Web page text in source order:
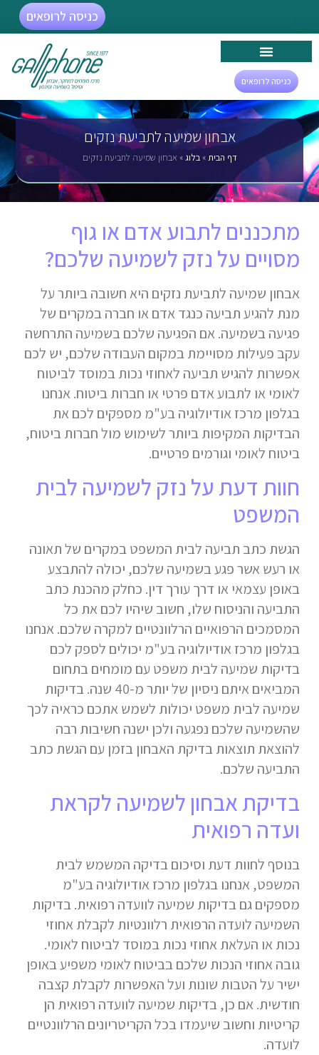
כניסה לרופאים
כניסה לרופאים
אבחון שמיעה לתביעת נזקים
דף הבית»בלוג» אבחון שמיעה לתביעת נזקים
מתכננים לתבוע אדם או גוף
מסויים על נזק לשמיעה שלכם?
אבחון שמיעה לתביעת נזקים היא חשובה ביותר על
מנת להגיע תביעה כנגד אדם או חברה במקרים של
פגיעה בשמיעה. אם הפגיעה שלכם בשמיעה התרחשה
עקב פעילות מסויימת במקום העבודה שלכם, יש לכם
אפשרות להגיש תביעה לאחוזי נכות במוסד לביטוח
לאומי או לתבוע אדם פרטי או חברות ביטוח. אנחנו
בגלפון מרכז אודיולוגיה בע"מ מספקים לכם את
הבדיקות המקיפות ביותר לשימוש מול חברות ביטוח,
ביטוח לאומי וגורמים פרטיים.
חוות דעת על נזק לשמיעה לבית
המשפט
הגשת כתב תביעה לבית המשפט במקרים של תאונה
או רעש אשר פגע בשמיעה שלכם, יכולה להתבצע
באופן עצמאי או דרך עורך דין. כחלק מהכנת כתב
התביעה והניסוח שלו, חשוב שיהיו לכם את כל
המסמכים הרפואיים הרלוונטיים למקרה שלכם. אנחנו
בגלפון מרכז אודיולוגיה בע"מ יכולים לספק לכם
בדיקות שמיעה לבית משפט עם מומחים בתחום
המביאים איתם ניסיון של יותר מ-40 שנה. בדיקות
שמיעה לבית משפט יכולות לשמש אתכם כראיה לכך
שהשמיעה שלכם נפגעה ולכן ישנה חשיבות רבה
להוצאת תוצאות בדיקת האבחון בזמן עם הגשת כתב
התביעה שלכם.
בדיקת אבחון לשמיעה לקראת
ועדה רפואית
בנוסף לחוות דעת וסיכום בדיקה המשמש לבית
המשפט, אנחנו בגלפון מרכז אודיולוגיה בע"מ
מספקים גם בדיקות שמיעה לוועדה רפואית. בדיקות
השמיעה לועדה הרפואית רלוונטיות לקבלת אחוזי
נכות או העלאת אחוזי נכות במוסד לביטוח לאומי.
גובה אחוזי הנכות שלכם בביטוח לאומי משפיע באופן
ישיר על הטבות שונות ועל האפשרות לקבלת קצבה
חודשית. אם כן, בדיקות שמיעה לוועדה רפואית הן
קריטיות וחשוב שיעמדו בכל הקריטריונים הרלוונטיים
לועדה.